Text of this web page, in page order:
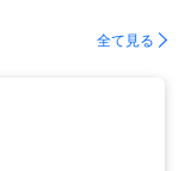
全て見る